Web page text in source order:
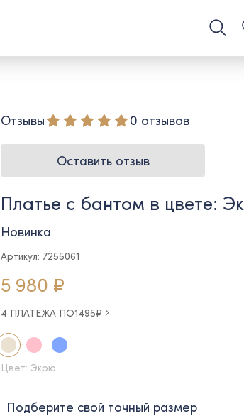
Отзывы 0 отзывов
Оставить отзыв
Платье с бантом в цвете:
Новинка
Артикул: 7255061
5 980 ₽
4 ПЛАТЕЖА ПО1495₽
Цвет: Экрю
Подберите свой точный размер